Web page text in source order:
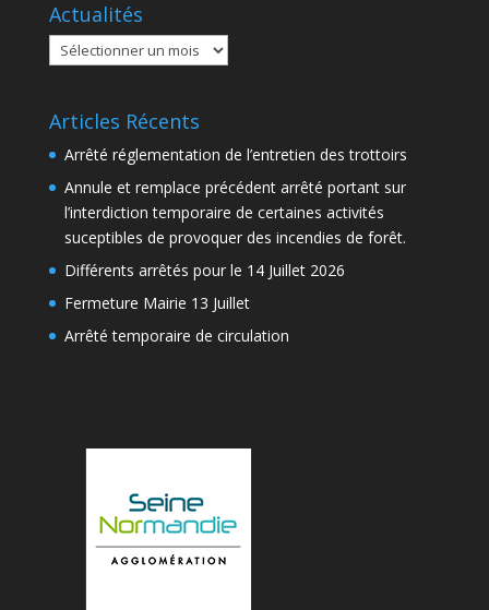
Actualités
Actualités
Articles Récents
Arrêté réglementation de l’entretien des trottoirs
Annule et remplace précédent arrêté portant sur
l’interdiction temporaire de certaines activités
suceptibles de provoquer des incendies de forêt.
Différents arrêtés pour le 14 Juillet 2026
Fermeture Mairie 13 Juillet
Arrêté temporaire de circulation